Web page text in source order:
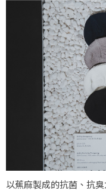
以蕉麻製成的抗菌、抗